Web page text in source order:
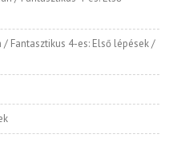
/ Fantasztikus 4-es: Első lépések /